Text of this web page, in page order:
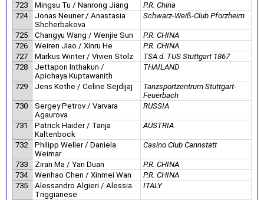
723
Mingsu Tu / Nanrong Jiang
P.R. China
724
Jonas Neuner / Anastasia
Shcherbakova
Schwarz-Weiß-Club Pforzheim
725 Changyu Wang / Wenjie Sun
P.R. CHINA
726
Weiren Jiao / Xinru He
P.R. CHINA
727
Markus Winter / Vivien Stolz
TSA d. TUS Stuttgart 1867
728
Jettapon Inthakun /
Apichaya Kuptawanith
THAILAND
729 Jens Kothe / Celine Sejdijaj
Tanzsportzentrum Stuttgart-
Feuerbach
730
Sergey Petrov / Varvara
Agaurova
RUSSIA
731
Patrick Haider / Tanja
Kaltenbock
AUSTRIA
732
Philipp Weller / Daniela
Weimar
Casino Club Cannstatt
733 Ziran Ma / Yan Duan
P.R. CHINA
734
Wenhao Chen / Xinmei Wan
P.R. CHINA
735
Alessandro Algieri / Alessia
Triggianese
ITALY